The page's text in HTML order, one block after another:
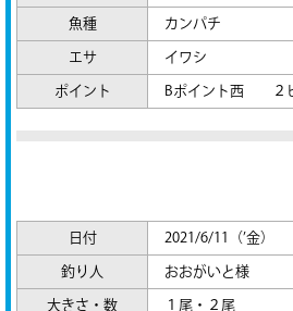
魚種 カンパチ
エサ イワシ
ポイント Bポイント西 ２
日付 2021/6/11（’金）
釣り人 おおがいと様
大きさ・数 １尾・２尾